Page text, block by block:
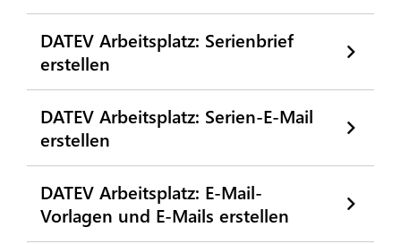
DATEV Arbeitsplatz: Serienbrief
erstellen
DATEV Arbeitsplatz: Serien-E-Mail
erstellen
DATEV Arbeitsplatz: E-Mail-
Vorlagen und E-Mails erstellen